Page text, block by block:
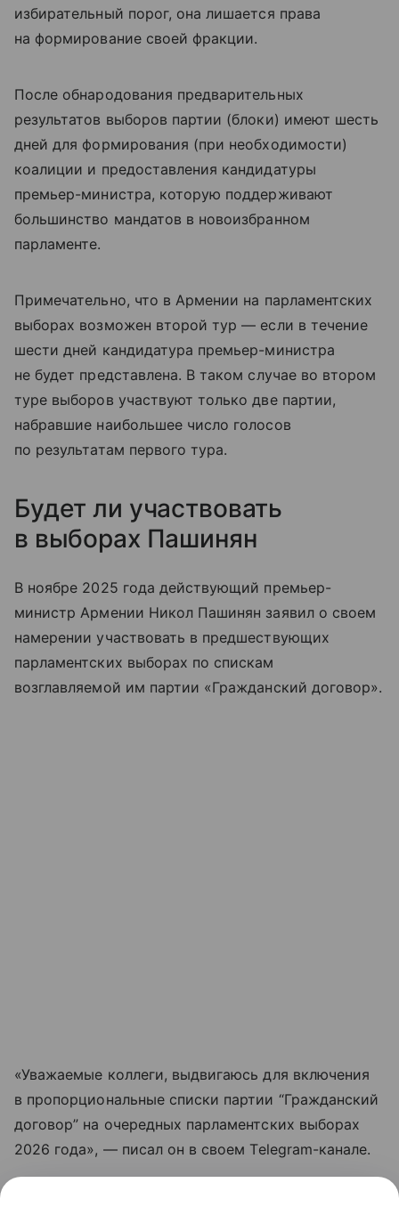
избирательный порог, она лишается права
на формирование своей фракции.
После обнародования предварительных
результатов выборов партии (блоки) имеют шесть
дней для формирования (при необходимости)
коалиции и предоставления кандидатуры
премьер-министра, которую поддерживают
большинство мандатов в новоизбранном
парламенте.
Примечательно, что в Армении на парламентских
выборах возможен второй тур — если в течение
шести дней кандидатура премьер-министра
не будет представлена. В таком случае во втором
туре выборов участвуют только две партии,
набравшие наибольшее число голосов
по результатам первого тура.
Будет ли участвовать
в выборах Пашинян
В ноябре 2025 года действующий премьер-
министр Армении Никол Пашинян заявил о своем
намерении участвовать в предшествующих
парламентских выборах по спискам
возглавляемой им партии «Гражданский договор».
«Уважаемые коллеги, выдвигаюсь для включения
в пропорциональные списки партии “Гражданский
договор” на очередных парламентских выборах
2026 года», — писал он в своем Telegram-канале.